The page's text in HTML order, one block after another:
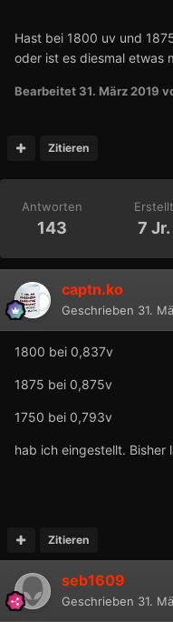
Hast bei 1800 uv und
oder ist es diesmal etwas
Bearbeitet 31. März 2019
Zitieren
Antworten
143
Erstellt
7 Jr.
captn.ko
Geschrieben 31.
1800 bei 0,837v
1875 bei 0,875v
1750 bei 0,793v
hab ich eingestellt. Bisher
Zitieren
seb1609
Geschrieben 31.